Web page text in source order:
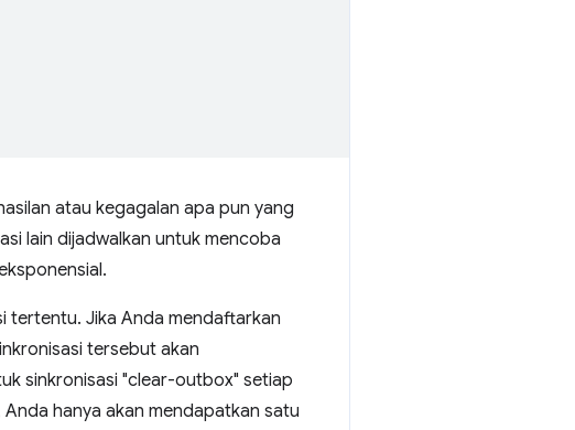
atau kegagalan apa pun yang
lain dijadwalkan untuk mencoba
tertentu. Jika Anda mendaftarkan
tersebut akan
sinkronisasi "clear-outbox" setiap
hanya akan mendapatkan satu